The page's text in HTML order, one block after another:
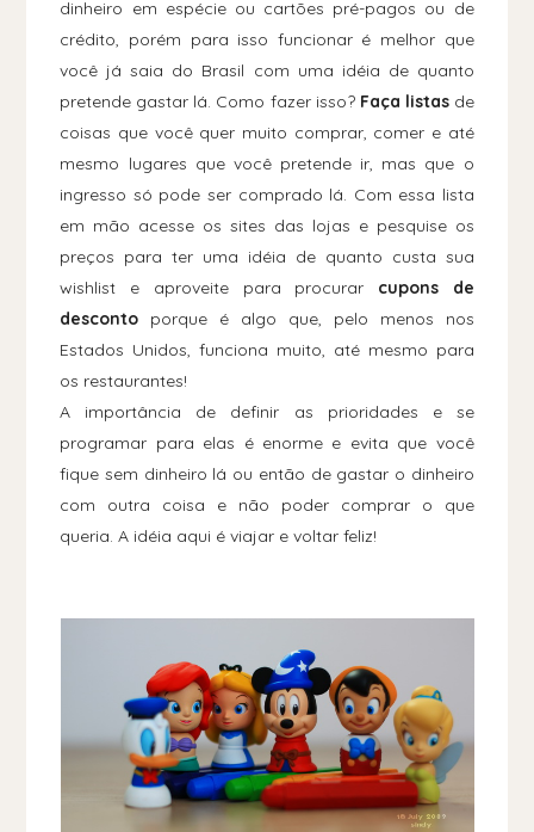
dinheiro em espécie ou cartões pré-pagos ou de
crédito, porém para isso funcionar é melhor que
você já saia do Brasil com uma idéia de quanto
pretende gastar lá. Como fazer isso? Faça listasde
coisas que você quer muito comprar, comer e até
mesmo lugares que você pretende ir, mas que o
ingresso só pode ser comprado lá. Com essa lista
em mão acesse os sites das lojas e pesquise os
preços para ter uma idéia de quanto custa sua
wishlist e aproveite para procurar cupons de
desconto porque é algo que, pelo menos nos
Estados Unidos, funciona muito, até mesmo para
os restaurantes!
A importância de definir as prioridades e se
programar para elas é enorme e evita que você
fique sem dinheiro lá ou então de gastar o dinheiro
com outra coisa e não poder comprar o que
queria. A idéia aqui é viajar e voltar feliz!